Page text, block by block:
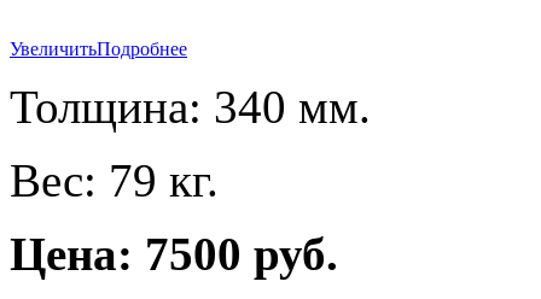
УвеличитьПодробнее
Толщина: 340 мм.
Вес: 79 кг.
Цена: 7500 руб.